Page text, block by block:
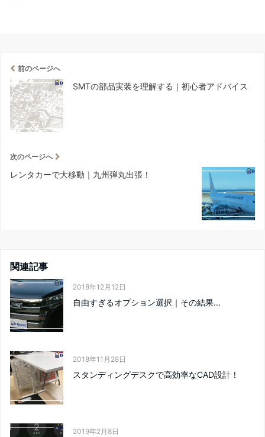
前のページへ
SMTの部品実装を理解する｜初心者アドバイス
次のページへ
レンタカーで大移動｜九州弾丸出張！
関連記事
2018年12月12日
自由すぎるオプション選択｜その結果...
2018年11月28日
スタンディングデスクで高効率なCAD設計！
2019年2月8日